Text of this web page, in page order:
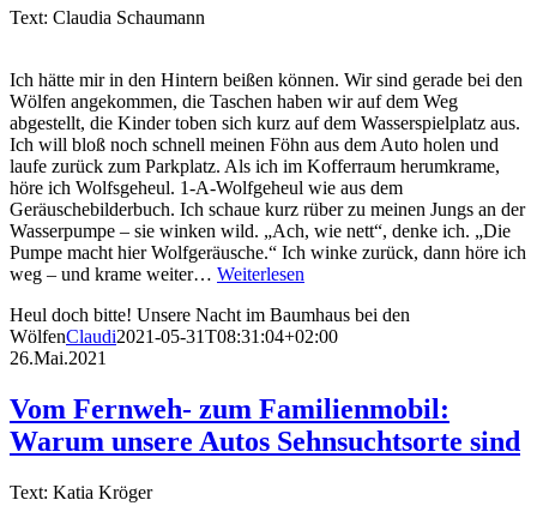
Text: Claudia Schaumann
Ich hätte mir in den Hintern beißen können. Wir sind gerade bei den
Wölfen angekommen, die Taschen haben wir auf dem Weg
abgestellt, die Kinder toben sich kurz auf dem Wasserspielplatz aus.
Ich will bloß noch schnell meinen Föhn aus dem Auto holen und
laufe zurück zum Parkplatz. Als ich im Kofferraum herumkrame,
höre ich Wolfsgeheul. 1-A-Wolfgeheul wie aus dem
Geräuschebilderbuch. Ich schaue kurz rüber zu meinen Jungs an der
Wasserpumpe – sie winken wild. „Ach, wie nett“, denke ich. „Die
Pumpe macht hier Wolfgeräusche.“ Ich winke zurück, dann höre ich
weg – und krame weiter… Weiterlesen
Heul doch bitte! Unsere Nacht im Baumhaus bei den
WölfenClaudi2021-05-31T08:31:04+02:00
26.Mai.2021
Vom Fernweh- zum Familienmobil:
Warum unsere Autos Sehnsuchtsorte sind
Text: Katia Kröger